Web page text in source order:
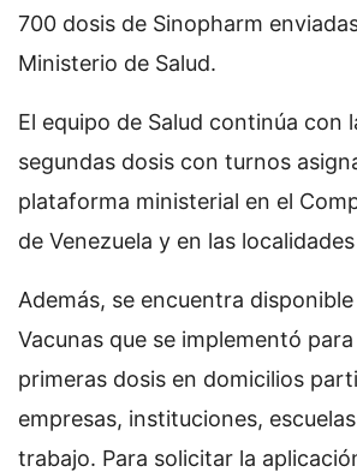
700 dosis de Sinopharm
Ministerio de Salud.
El equipo de Salud continúa con
segundas dosis con turnos
plataforma ministerial en el
de Venezuela y en las
Además, se encuentra
Vacunas que se implementó
primeras dosis en domicilios
empresas, instituciones,
trabajo. Para solicitar la